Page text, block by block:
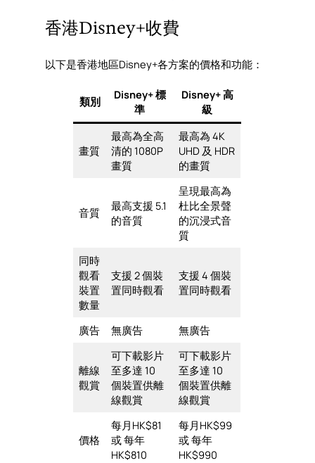
香港Disney+收費
以下是香港地區Disney+各方案的價格和功能：
類別
Disney+ 標
準
Disney+ 高
級
畫質
最高為全高
清的 1080P
畫質
最高為 4K
UHD 及 HDR
的畫質
音質
最高支援 5.1
的音質
呈現最高為
杜比全景聲
的沉浸式音
質
同時
觀看
裝置
數量
支援 2 個裝
置同時觀看
支援 4 個裝
置同時觀看
廣告 無廣告 無廣告
離線
觀賞
可下載影片
至多達 10
個裝置供離
線觀賞
可下載影片
至多達 10
個裝置供離
線觀賞
價格
每月HK$81
或 每年
HK$810
每月HK$99
或 每年
HK$990